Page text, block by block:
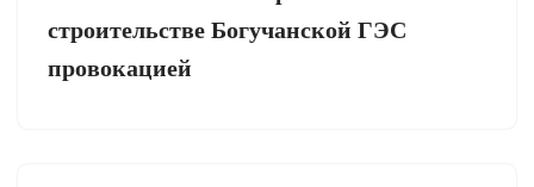
строительстве Богучанской ГЭС
провокацией